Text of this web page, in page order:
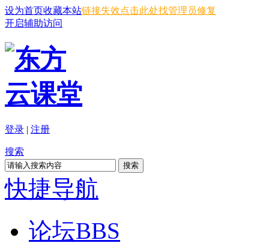
设为首页收藏本站链接失效点击此处找管理员修复
开启辅助访问
登录 | 注册
搜索
搜索
快捷导航
论坛BBS